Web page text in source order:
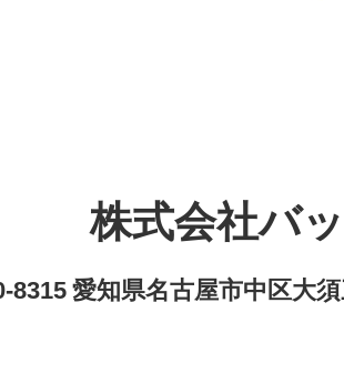
株式会社バ
8315 愛知県名古屋市中区大須